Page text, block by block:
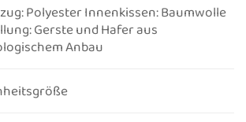
Polyester Innenkissen: Baumwolle
Gerste und Hafer aus
Anbau